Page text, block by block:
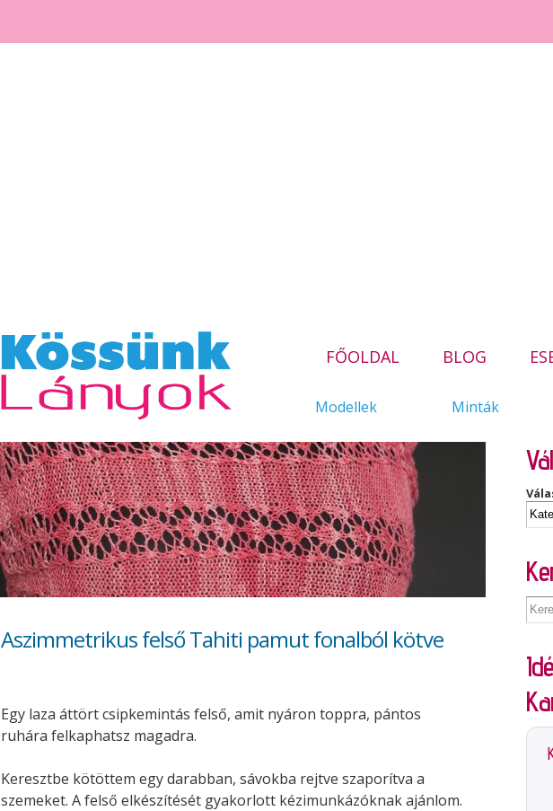
FŐOLDAL BLOG
Minták
Modellek
Aszimmetrikus felső Tahiti pamut fonalból kötve
Egy laza áttört csipkemintás felső, amit nyáron toppra, pántos
ruhára felkaphatsz magadra.
Keresztbe kötöttem egy darabban, sávokba rejtve szaporítva a
szemeket. A felső elkészítését gyakorlott kézimunkázóknak ajánlom.